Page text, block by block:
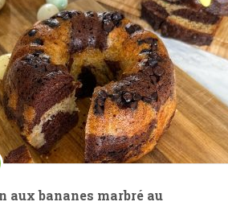
aux bananes marbré au